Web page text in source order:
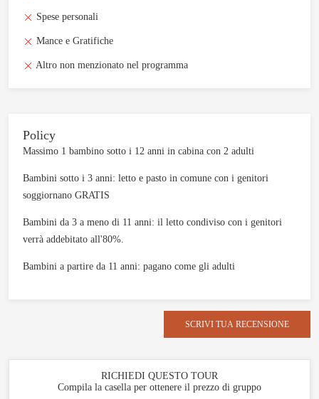
Spese personali
Mance e Gratifiche
Altro non menzionato nel programma
Policy
Massimo 1 bambino sotto i 12 anni in cabina con 2 adulti
Bambini sotto i 3 anni: letto e pasto in comune con i genitori
soggiornano GRATIS
Bambini da 3 a meno di 11 anni: il letto condiviso con i genitori
verrà addebitato all'80%.
Bambini a partire da 11 anni: pagano come gli adulti
SCRIVI TUA RECENSIONE
RICHIEDI QUESTO TOUR
Compila la casella per ottenere il prezzo di gruppo